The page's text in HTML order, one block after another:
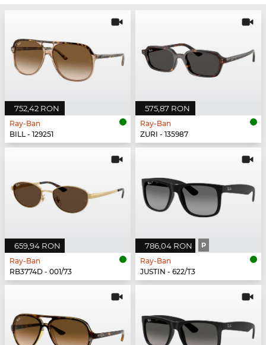
752,42 RON
Ray-Ban
BILL - 129251
575,87 RON
Ray-Ban
ZURI - 135987
659,94 RON
Ray-Ban
RB3774D - 001/73
786,04 RON P
Ray-Ban
JUSTIN - 622/T3